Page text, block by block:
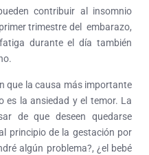
contribuir al insomnio
trimestre del embarazo,
durante el día también
que la causa más importante
es la ansiedad y el temor. La
de que deseen quedarse
principio de la gestación por
algún problema?, ¿el bebé